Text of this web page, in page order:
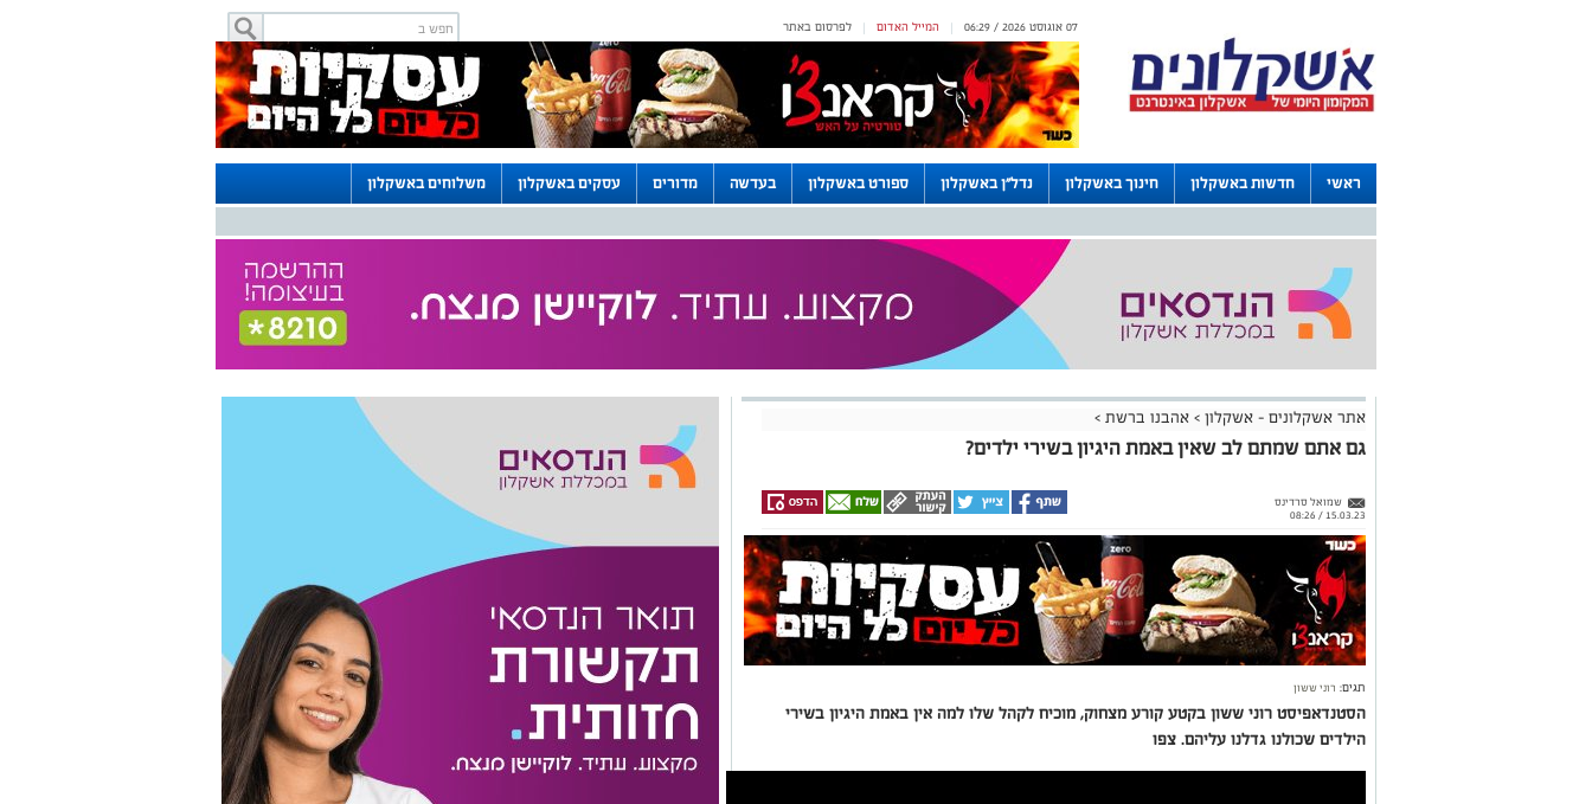
לפרסום באתר | המייל האדום | 07 אוגוסט 2026 / 06:29
ראשי חדשות באשקלון חינוך באשקלון נדל"ן באשקלון ספורט באשקלון בעדשה מדורים עסקים באשקלון משלוחים באשקלון
אתר אשקלונים - אשקלון > אהבנו ברשת >
גם אתם שמתם לב שאין באמת היגיון בשירי ילדים?
שמואל סרדינס
15.03.23 / 08:26
תגים: רוני ששון
הסטנדאפיסט רוני ששון בקטע קורע מצחוק, מוכיח לקהל שלו למה אין באמת היגיון בשירי
הילדים שכולנו גדלנו עליהם. צפו